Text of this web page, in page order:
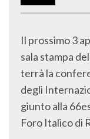
Il prossimo 3
sala stampa
terrà la
degli
giunto alla
Foro Italico di